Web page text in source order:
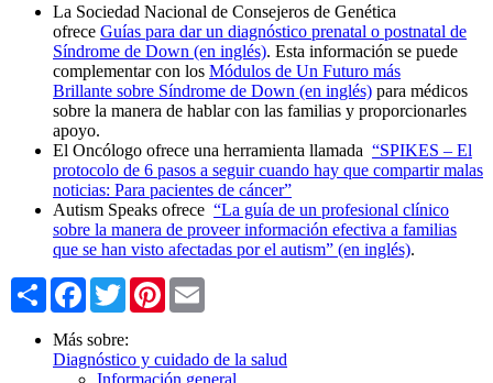
La Sociedad Nacional de Consejeros de Genética
ofrece Guías para dar un diagnóstico prenatal o postnatal de
Síndrome de Down (en inglés). Esta información se puede
complementar con los Módulos de Un Futuro más
Brillante sobre Síndrome de Down (en inglés) para médicos
sobre la manera de hablar con las familias y proporcionarles
apoyo.
El Oncólogo ofrece una herramienta llamada “SPIKES – El
protocolo de 6 pasos a seguir cuando hay que compartir malas
noticias: Para pacientes de cáncer”
Autism Speaks ofrece “La guía de un profesional clínico
sobre la manera de proveer información efectiva a familias
que se han visto afectadas por el autism” (en inglés).
Share Facebook
TwitterPinterest
Más sobre:
Diagnóstico y cuidado de la salud
Información general